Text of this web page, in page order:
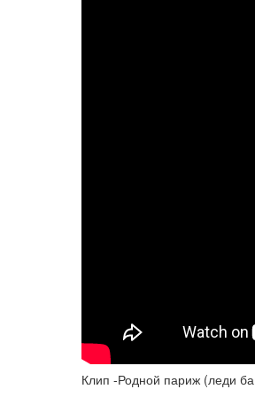
Клип -Родной париж (леди